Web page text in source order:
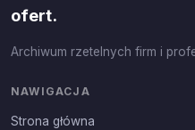
ofert.
Archiwum rzetelnych firm i
NAWIGACJA
Strona główna